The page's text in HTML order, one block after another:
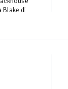
Blake di